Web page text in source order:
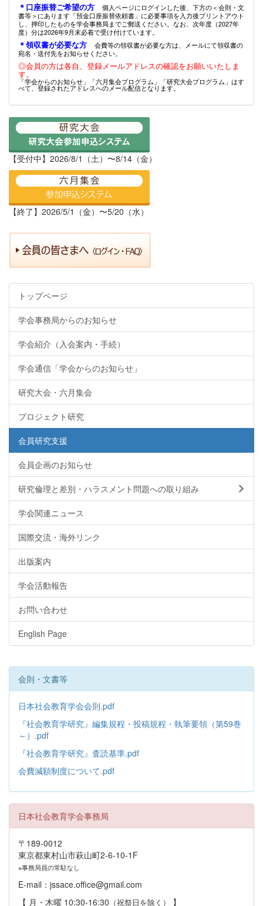
＊口座振替ご希望の方
個人ページにログインした後、下方の＜会則・文
書等＞にあります「預金口座振替依頼書」に必要事項を入力後プリントアウト
し、押印したものを学会事務局までご郵送ください。なお、次年度（2027年
度）分は2026年9月末必着で受け付けています。
＊領収書が必要な方
会費等の領収書が必要な方は、メールにて領収書の
宛名・送付先をお知らせください。
◎会員の方は各自、登録メールアドレスの確認をお願いいたしま
す。
「学会からのお知らせ」「六月集会プログラム」「研究大会プログラム」はす
べて、登録されたアドレスへのメール配信となります。
【受付中】2026/8/1（土）〜8/14（金）
【終了】2026/5/1（金）〜5/20（水）
トップページ
学会事務局からのお知らせ
学会紹介（入会案内・手続）
学会通信「学会からのお知らせ」
研究大会・六月集会
プロジェクト研究
会員研究支援
会員企画のお知らせ
研究倫理と差別・ハラスメント問題への取り組み
学会関連ニュース
国際交流・海外リンク
出版案内
学会活動報告
お問い合わせ
English Page
会則・文書等
日本社会教育学会会則.pdf
『社会教育学研究』編集規程・投稿規程・執筆要領（第59巻
～）.pdf
『社会教育学研究』査読基準.pdf
会費減額制度について.pdf
日本社会教育学会事務局
〒189-0012
東京都東村山市萩山町2-6-10-1F
※事務局員の常駐なし
E-mail：jssace.office@gmail.com
【 月・木曜 10:30-16:30 （祝祭日を除く） 】